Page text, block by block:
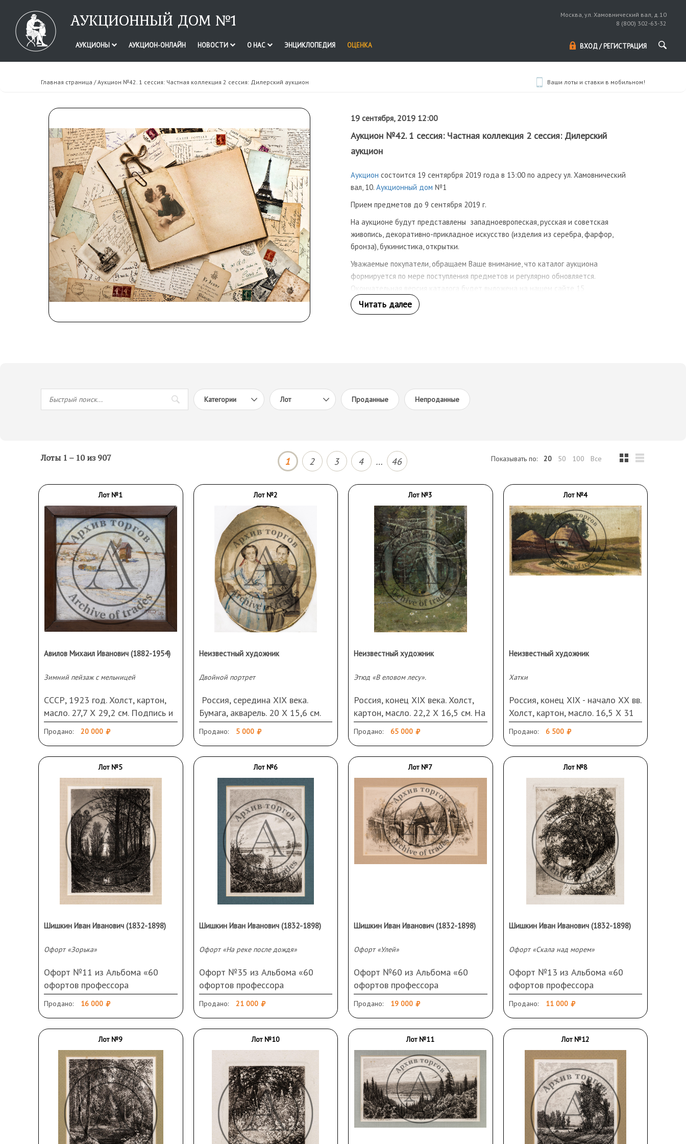
АУКЦИОННЫЙ ДОМ №1
Москва, ул. Хамовнический вал, д.10
8 (800) 302-63-32
АУКЦИОНЫ АУКЦИОН-ОНЛАЙН НОВОСТИ О НАС ЭНЦИКЛОПЕДИЯ ОЦЕНКА ВХОД / РЕГИСТРАЦИЯ
Главная страница / Аукцион №42. 1 сессия: Частная коллекция 2 сессия: Дилерский аукцион Ваши лоты и ставки в мобильном!
19 сентября, 2019 12:00
Аукцион №42. 1 сессия: Частная коллекция 2 сессия: Дилерский
аукцион
Аукцион состоится 19 сентярбря 2019 года в 13:00 по адресу ул. Хамовнический
вал, 10. Аукционный дом №1
Прием предметов до 9 сентября 2019 г.
На аукционе будут представлены западноевропеская, русская и советская
живопись, декоративно-прикладное искусство (изделия из серебра, фарфор,
бронза), букинистика, открытки.
Уважаемые покупатели, обращаем Ваше внимание, что каталог аукциона
формируется по мере поступления предметов и регулярно обновляется.
Окончательная версия каталога будет выложена на нашем сайте 15
сентября 2019 года
Категории Лот Проданные Непроданные
Лоты 1 – 10из 907 1 2 3 4 … 46 Показывать по: 20 50 100 Все
Лот №1
Авилов Михаил Иванович (1882-1954)
Зимний пейзаж с мельницей
СССР, 1923 год. Холст, картон,
масло. 27,7 Х 29,2 см. Подпись и
дата справа внизу. Загрязнения,
небольшие сколы красочного
Продано: 20 000
Лот №2
Неизвестный художник
Двойной портрет
Россия, середина ХIХ века.
Бумага, акварель. 20 Х 15,6 см.
Загрязнения, повреждения,
надрывы
Продано: 5 000
Лот №3
Неизвестный художник
Этюд «В еловом лесу».
Россия, конец ХIХ века. Холст,
картон, масло. 22,2 Х 16,5 см. На
обороте карандашом
"И.Шишкинъ" и дата "188..".
Продано: 65 000
Лот №4
Неизвестный художник
Хатки
Россия, конец ХIХ - начало ХХ вв.
Холст, картон, масло. 16,5 Х 31
см. Неразборчивая подпись
слева внизу. Загрязнения,
Продано: 6 500
Лот №5
Шишкин Иван Иванович (1832-1898)
Офорт «Зорька»
Офорт №11 из Альбома «60
офортов профессора
И.И.Шишкина. 1870—1892.
Собственность и издание
Россия, 1876 год. Бумага, офорт.
18,5 Х 14 см (оттиск). 40,5 Х
30,5 см (лист). Подпись справа
внизу. Загрязнения
Продано: 16 000
Лот №6
Шишкин Иван Иванович (1832-1898)
Офорт «На реке после дождя»
Офорт №35 из Альбома «60
офортов профессора
И.И.Шишкина. 1870—1892.
Собственность и издание
Россия, 1887 год. Бумага, офорт.
21,5 Х 15,2 см (оттиск). 40,5 Х
30,5 см (лист). Подпись слева
внизу. Загрязнения
Продано: 21 000
Лот №7
Шишкин Иван Иванович (1832-1898)
Офорт «Улей»
Офорт №60 из Альбома «60
офортов профессора
И.И.Шишкина. 1870—1892.
Собственность и издание
Россия, 1892 год. Бумага, офорт.
12,7 Х 21 см (оттиск). 30,5 Х
40,5 см (лист). Загрязнения
Продано: 19 000
Лот №8
Шишкин Иван Иванович (1832-1898)
Офорт «Скала над морем»
Офорт №13 из Альбома «60
офортов профессора
И.И.Шишкина. 1870—1892.
Собственность и издание
Россия, конец ХIХ века. Бумага,
офорт. 12 Х 9 см (оттиск). 40,5 Х
30,5 см (лист). Загрязнения
Продано: 11 000
Лот №9 Лот №10 Лот №11 Лот №12